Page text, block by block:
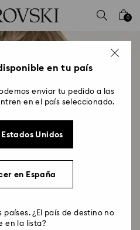
0
en tu país
enviar tu pedido a las
en el país seleccionado.
Unidos
en España
países. ¿El país de destino no
en la lista?